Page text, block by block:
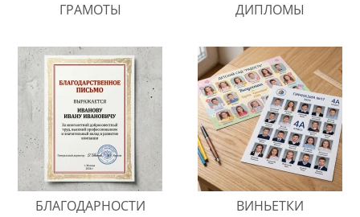
ГРАМОТЫ ДИПЛОМЫ
БЛАГОДАРНОСТИ ВИНЬЕТКИ